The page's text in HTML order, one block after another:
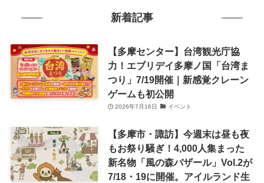
新着記事
【多摩センター】台湾観光庁協
力！エブリデイ多摩ノ国「台湾ま
つり」7/19開催｜新感覚クレーン
ゲームも初公開
2026年7月16日 イベント
【多摩市・諏訪】今週末は昼も夜
もお祭り騒ぎ！4,000人集まった
新名物「風の森バザール」Vol.2が
7/18・19に開催。アイルランド生